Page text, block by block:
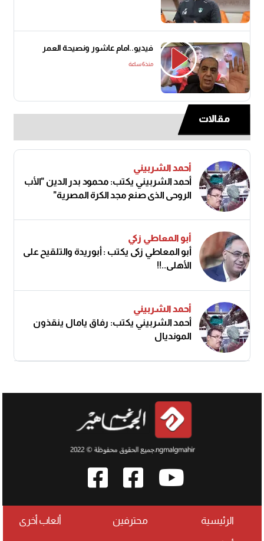
فيديو..امام عاشور ونصيحة العمر
منذ6 ساعة
مقالات
أحمد الشربيني
أحمد الشربيني يكتب: محمود بدر الدين "الأب
الروحي الذي صنع مجد الكرة المصرية"
أبو المعاطي زكي
أبو المعاطي زكى يكتب : أبوريدة والتلقيح على
الأهلى..!!
أحمد الشربيني
أحمد الشربيني يكتب: رفاق يامال ينقذون
المونديال
الرئيسية محترفين ألعاب أخرى